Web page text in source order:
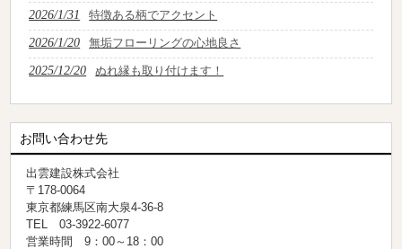
2026/1/31 特徴ある柄でアクセント
2026/1/20 無垢フローリングの心地良さ
2025/12/20 ぬれ縁も取り付けます！
お問い合わせ先
出雲建設株式会社
〒178-0064
東京都練馬区南大泉4-36-8
TEL 03-3922-6077
営業時間 9：00～18：00